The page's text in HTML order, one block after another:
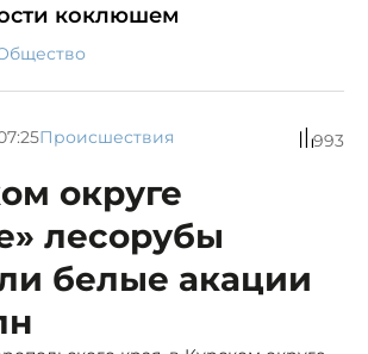
коклюшем
Происшествия 993
округе
лесорубы
белые акации